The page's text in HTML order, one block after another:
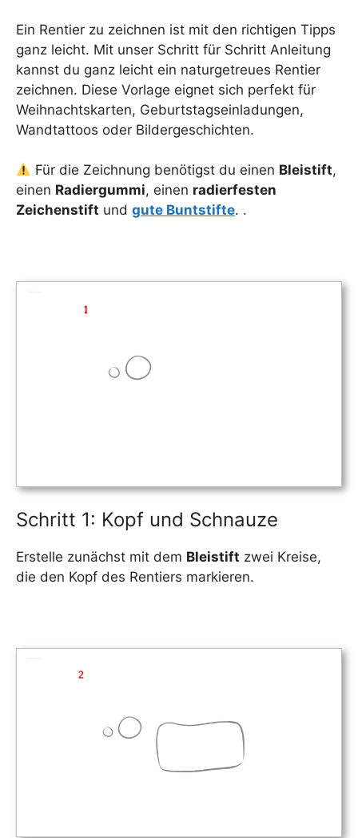
Ein Rentier zu zeichnen ist mit den richtigen Tipps
ganz leicht. Mit unser Schritt für Schritt Anleitung
kannst du ganz leicht ein naturgetreues Rentier
zeichnen. Diese Vorlage eignet sich perfekt für
Weihnachtskarten, Geburtstagseinladungen,
Wandtattoos oder Bildergeschichten.
Für die Zeichnung benötigst du einen Bleistift,
einen Radiergummi, einen radierfesten
Zeichenstift und gute Buntstifte. .
Schritt 1: Kopf und Schnauze
Erstelle zunächst mit dem Bleistift zwei Kreise,
die den Kopf des Rentiers markieren.